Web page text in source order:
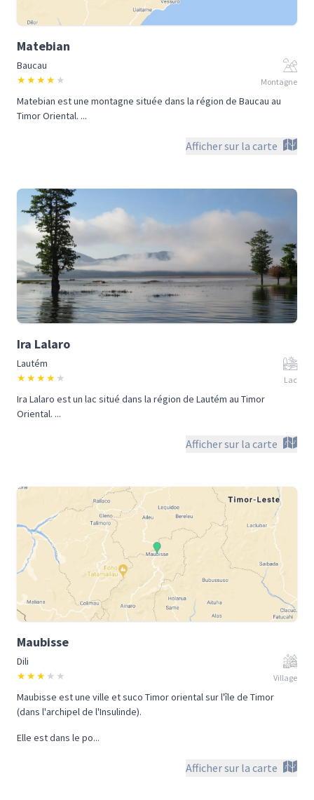
Matebian
Baucau
★★★★ ★ Montagne
Matebian est une montagne située dans la région de Baucau au
Timor Oriental. ...
Afficher sur la carte
Ira Lalaro
Lautém
★★★★ ★ Lac
Ira Lalaro est un lac situé dans la région de Lautém au Timor
Oriental. ...
Afficher sur la carte
Maubisse
Dili
★★★ ★ ★ Village
Maubisse est une ville et suco Timor oriental sur l'île de Timor
(dans l'archipel de l'Insulinde).
Elle est dans le po...
Afficher sur la carte